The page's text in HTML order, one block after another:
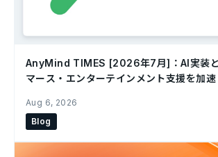
AnyMind TIMES [2026年7月]：AI実装と
マース・エンターテインメント支援を加速
Aug 6, 2026
Blog